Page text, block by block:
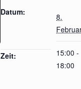
Datum:
8.
Zeit:
15:00 -
18:00